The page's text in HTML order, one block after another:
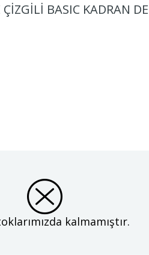
ÇİZGİLİ BASIC KADRAN
kalmamıştır.